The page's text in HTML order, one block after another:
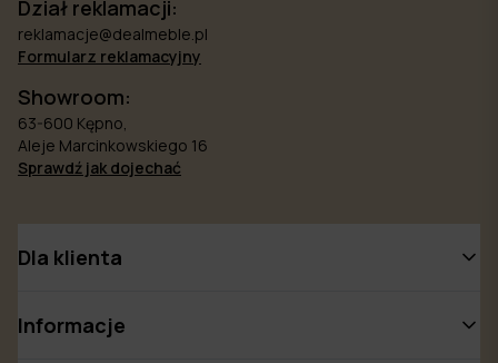
Dział reklamacji:
reklamacje@dealmeble.pl
Formularz reklamacyjny
Showroom:
63-600 Kępno,
Aleje Marcinkowskiego 16
Sprawdź jak dojechać
Dla klienta
Informacje